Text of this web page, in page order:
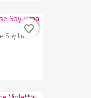
Soy Luna
favorite_border
favorite_border